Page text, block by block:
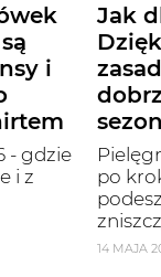
i
- gdzie
i z
Jak
po
14 MAJA